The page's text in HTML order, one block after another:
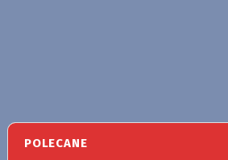
POLECANE